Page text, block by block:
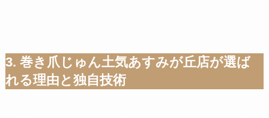
3. 巻き爪じゅん土気あすみが丘店が選ば
れる理由と独自技術